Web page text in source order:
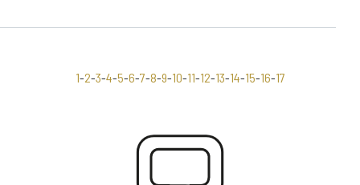
1-2-3-4-5-6-7-8-9-10-11-12-13-14-15-16-17